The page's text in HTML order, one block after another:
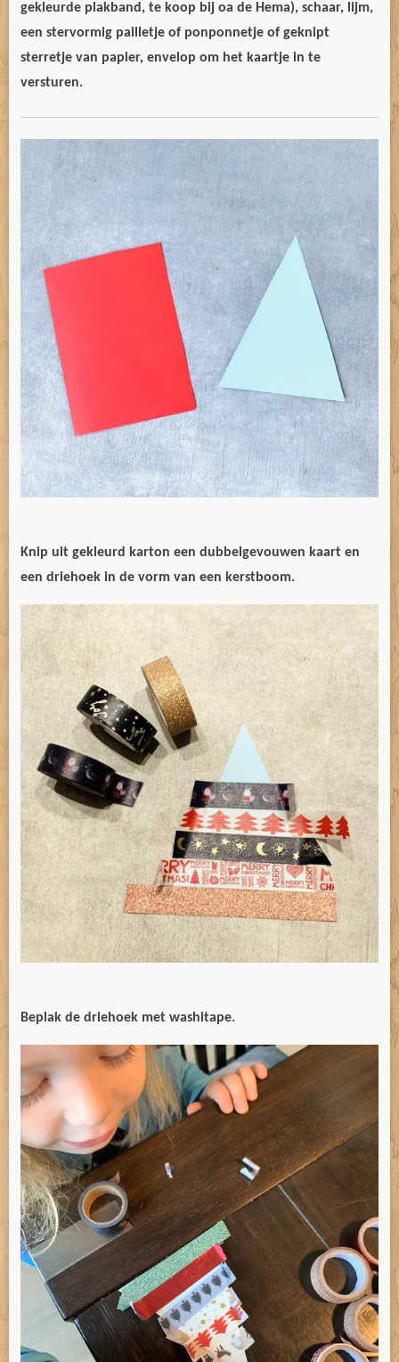
gekleurde plakband, te koop bij oa de Hema), schaar, lijm,
een stervormig pailletje of ponponnetje of geknipt
sterretje van papier, envelop om het kaartje in te
versturen.
Knip uit gekleurd karton een dubbelgevouwen kaart en
een driehoek in de vorm van een kerstboom.
Beplak de driehoek met washitape.